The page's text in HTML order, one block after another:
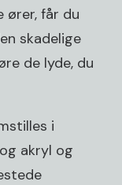
får du
skadelige
de lyde, du
i
akryl og